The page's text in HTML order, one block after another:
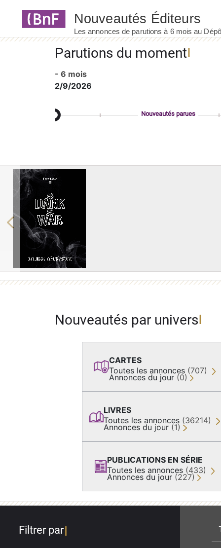
Parutions du moment
- 6 mois
2/9/2026
Nouveautés parues
Previous
Nouveautés par univers
CARTES
Toutes les annonces (707)
Annonces du jour (0)
LIVRES
Toutes les annonces (36214)
Annonces du jour (1)
PUBLICATIONS EN SÉRIE
Toutes les annonces (433)
Annonces du jour (227)
Filtrer par